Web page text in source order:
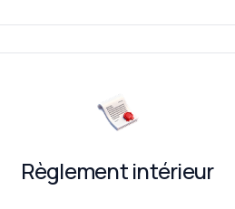
Règlement intérieur